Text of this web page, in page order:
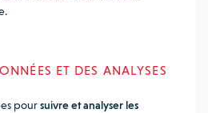
ET DES ANALYSES
poursuivre et analyser les